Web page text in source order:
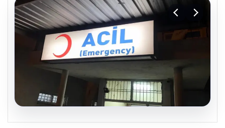
05.08.2026